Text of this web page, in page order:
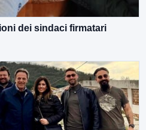
dei sindaci firmatari